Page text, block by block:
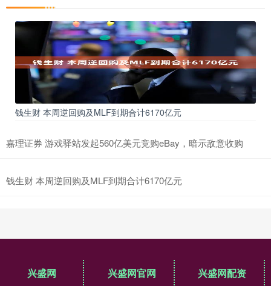
钱生财 本周逆回购及MLF到期合计6170亿元
嘉理证券 游戏驿站发起560亿美元竞购eBay，暗示敌意收购
钱生财 本周逆回购及MLF到期合计6170亿元
兴盛网 兴盛网官网 兴盛网配资